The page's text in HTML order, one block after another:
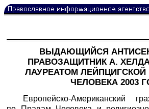
ВЫДАЮЩИЙСЯ
ПРАВОЗАЩИТНИК А.
ЛАУРЕАТОМ
ЧЕЛОВЕКА 2003
Европейско-Американский